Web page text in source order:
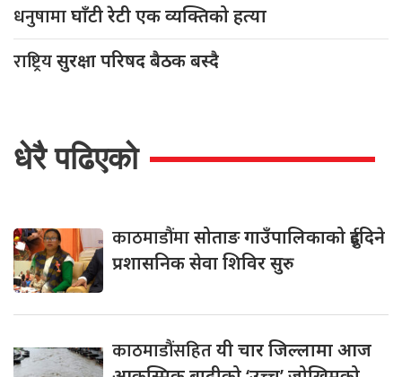
धनुषामाघाँटी रेटी एक व्यक्तिको हत्या
राष्ट्रियसुरक्षा परिषद बैठक बस्दै
धेरै पढिएको
काठमाडौंमासोताङ गाउँपालिकाको दुईदिने
प्रशासनिक सेवा शिविर सुरु
काठमाडौंसहितयी चार जिल्लामा आज